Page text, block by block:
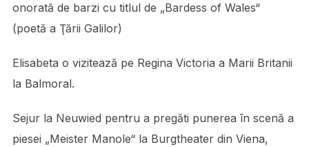
onorată de barzi cu titlul de „Bardess of Wales“
(poetă a Ţării Galilor)
Elisabeta o vizitează pe Regina Victoria a Marii Britanii
la Balmoral.
Sejur la Neuwied pentru a pregăti punerea în scenă a
piesei „Meister Manole“ la Burgtheater din Viena,